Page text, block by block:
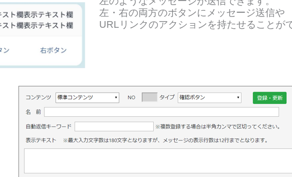
左・右の両方のボタンにメッセージ送信や
URLリンクのアクションを持たせることが